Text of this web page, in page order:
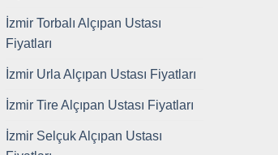
İzmir Torbalı Alçıpan Ustası
Fiyatları
İzmir Urla Alçıpan Ustası Fiyatları
İzmir Tire Alçıpan Ustası Fiyatları
İzmir Selçuk Alçıpan Ustası